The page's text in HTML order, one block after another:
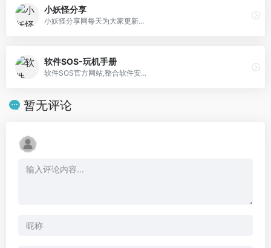
小妖怪分享
小妖怪分享网每天为大家更新...
软件SOS-玩机手册
软件SOS官方网站,整合软件安...
暂无评论